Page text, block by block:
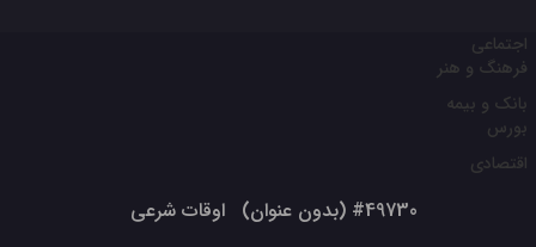
اجتماعی
فرهنگ و هنر
بانک و بیمه
بورس
اقتصادی
#49730 (بدون عنوان)
اوقات شرعی